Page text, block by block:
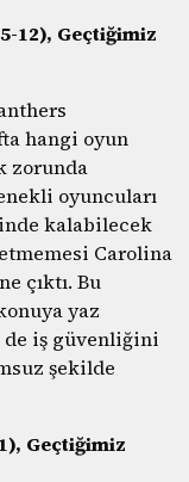
12), Geçtiğimiz
hangi oyun
zorunda
oyuncuları
kalabilecek
Carolina
çıktı. Bu
yaz
de iş güvenliğini
şekilde
Geçtiğimiz